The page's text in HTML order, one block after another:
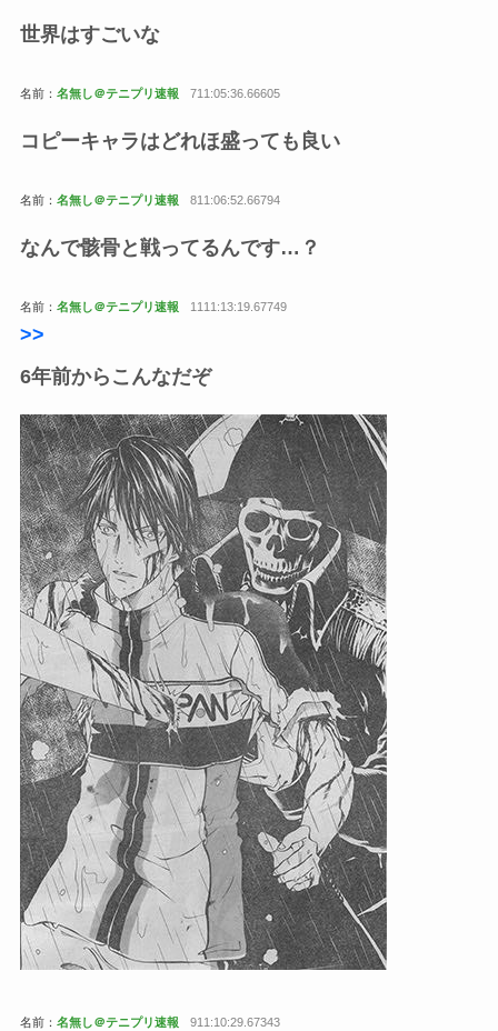
世界はすごいな
名前： 名無し＠テニプリ速報 711:05:36.66605
コピーキャラはどれほ盛っても良い
名前： 名無し＠テニプリ速報 811:06:52.66794
なんで骸骨と戦ってるんです…？
名前： 名無し＠テニプリ速報 1111:13:19.67749
>>
6年前からこんなだぞ
名前： 名無し＠テニプリ速報 911:10:29.67343